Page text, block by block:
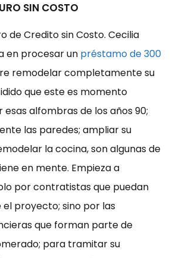
SIN COSTO
de Credito sin Costo. Cecilia
en procesar un préstamo de 300
remodelar completamente su
que este es momento
esas alfombras de los años 90;
las paredes; ampliar su
la cocina, son algunas de
en mente. Empieza a
por contratistas que puedan
proyecto; sino por las
que forman parte de
para tramitar su